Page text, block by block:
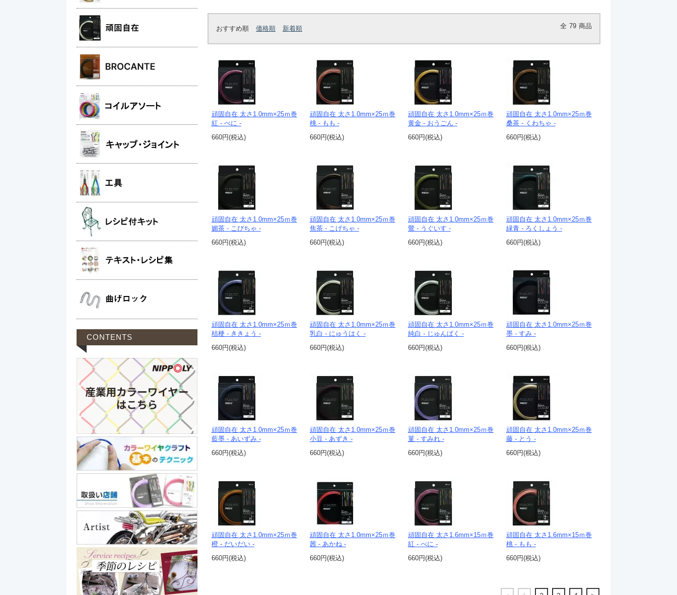
おすすめ順 価格順 新着順 全 79 商品
頑固自在 太さ1.0mm×25ｍ巻
紅 - べに -
660円(税込)
頑固自在 太さ1.0mm×25ｍ巻
桃 - もも -
660円(税込)
頑固自在 太さ1.0mm×25ｍ巻
黄金 - おうごん -
660円(税込)
頑固自在 太さ1.0mm×25ｍ巻
桑茶 - くわちゃ -
660円(税込)
頑固自在 太さ1.0mm×25ｍ巻
媚茶 - こびちゃ -
660円(税込)
頑固自在 太さ1.0mm×25ｍ巻
焦茶 - こげちゃ -
660円(税込)
頑固自在 太さ1.0mm×25ｍ巻
鶯 - うぐいす -
660円(税込)
頑固自在 太さ1.0mm×25ｍ巻
緑青 - ろくしょう -
660円(税込)
頑固自在 太さ1.0mm×25ｍ巻
桔梗 - ききょう -
660円(税込)
頑固自在 太さ1.0mm×25ｍ巻
乳白 - にゅうはく -
660円(税込)
頑固自在 太さ1.0mm×25ｍ巻
純白 - じゅんぱく -
660円(税込)
頑固自在 太さ1.0mm×25ｍ巻
墨 - すみ -
660円(税込)
頑固自在 太さ1.0mm×25ｍ巻
藍墨 - あいずみ -
660円(税込)
頑固自在 太さ1.0mm×25ｍ巻
小豆 - あずき -
660円(税込)
頑固自在 太さ1.0mm×25ｍ巻
菫 - すみれ -
660円(税込)
頑固自在 太さ1.0mm×25ｍ巻
藤 - とう -
660円(税込)
頑固自在 太さ1.0mm×25ｍ巻
橙 - だいだい -
660円(税込)
頑固自在 太さ1.0mm×25ｍ巻
茜 - あかね -
660円(税込)
頑固自在 太さ1.6mm×15ｍ巻
紅 - べに -
660円(税込)
頑固自在 太さ1.6mm×15ｍ巻
桃 - もも -
660円(税込)
CONTENTS